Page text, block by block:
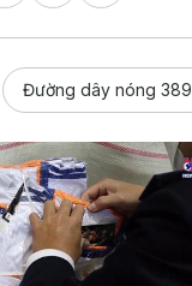
Đường dây nóng 389